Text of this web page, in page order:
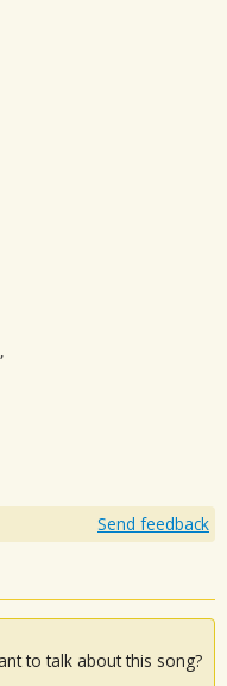
Send feedback
to talk about this song?